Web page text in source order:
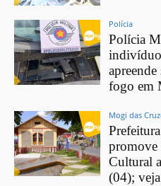
Polícia
Polícia
fogo em
Mogi das
promove
Cultural
(04);